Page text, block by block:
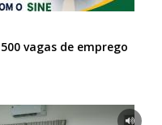
vagas de emprego